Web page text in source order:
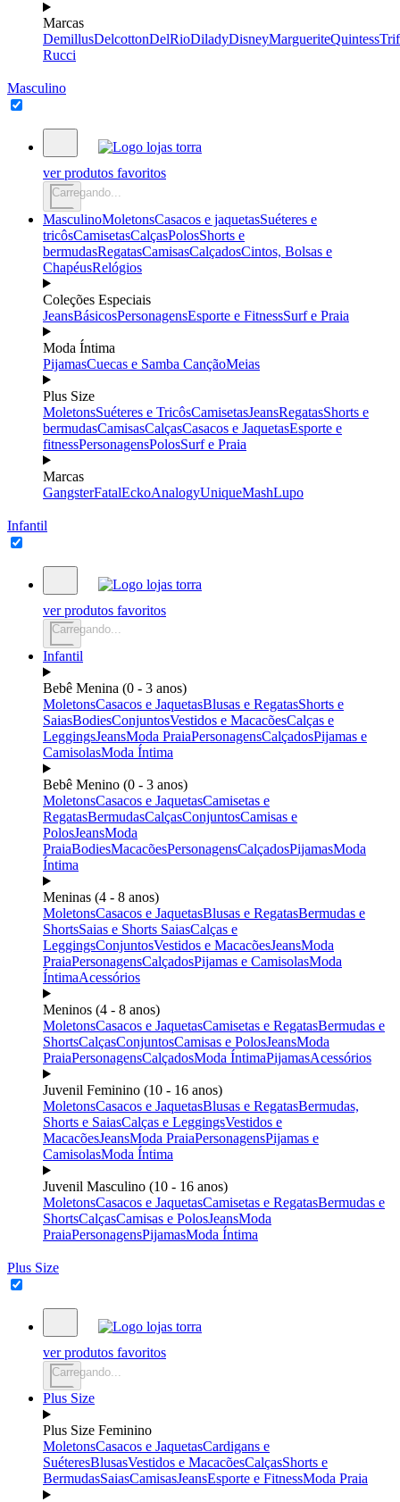
Marcas
DemillusDelcottonDelRioDiladyDisneyMargueriteQuintess
Rucci
Masculino
ver produtos favoritos
Carregando...
MasculinoMoletonsCasacos e jaquetasSuéteres e
tricôsCamisetasCalçasPolosShorts e
bermudasRegatasCamisasCalçadosCintos, Bolsas e
ChapéusRelógios
Coleções Especiais
JeansBásicosPersonagensEsporte e FitnessSurf e Praia
Moda Íntima
PijamasCuecas e Samba CançãoMeias
Plus Size
MoletonsSuéteres e TricôsCamisetasJeansRegatasShorts e
bermudasCamisasCalçasCasacos e JaquetasEsporte e
fitnessPersonagensPolosSurf e Praia
Marcas
GangsterFatalEckoAnalogyUniqueMashLupo
Infantil
ver produtos favoritos
Carregando...
Infantil
Bebê Menina (0 - 3 anos)
MoletonsCasacos e JaquetasBlusas e RegatasShorts e
SaiasBodiesConjuntosVestidos e MacacõesCalças e
LeggingsJeansModa PraiaPersonagensCalçadosPijamas e
CamisolasModa Íntima
Bebê Menino (0 - 3 anos)
MoletonsCasacos e JaquetasCamisetas e
RegatasBermudasCalçasConjuntosCamisas e
PolosJeansModa
PraiaBodiesMacacõesPersonagensCalçadosPijamasModa
Íntima
Meninas (4 - 8 anos)
MoletonsCasacos e JaquetasBlusas e RegatasBermudas e
ShortsSaias e Shorts SaiasCalças e
LeggingsConjuntosVestidos e MacacõesJeansModa
PraiaPersonagensCalçadosPijamas e CamisolasModa
ÍntimaAcessórios
Meninos (4 - 8 anos)
MoletonsCasacos e JaquetasCamisetas e RegatasBermudas e
ShortsCalçasConjuntosCamisas e PolosJeansModa
PraiaPersonagensCalçadosModa ÍntimaPijamasAcessórios
Juvenil Feminino (10 - 16 anos)
MoletonsCasacos e JaquetasBlusas e RegatasBermudas,
Shorts e SaiasCalças e LeggingsVestidos e
MacacõesJeansModa PraiaPersonagensPijamas e
CamisolasModa Íntima
Juvenil Masculino (10 - 16 anos)
MoletonsCasacos e JaquetasCamisetas e RegatasBermudas e
ShortsCalçasCamisas e PolosJeansModa
PraiaPersonagensPijamasModa Íntima
Plus Size
ver produtos favoritos
Carregando...
Plus Size
Plus Size Feminino
MoletonsCasacos e JaquetasCardigans e
SuéteresBlusasVestidos e MacacõesCalçasShorts e
BermudasSaiasCamisasJeansEsporte e FitnessModa Praia